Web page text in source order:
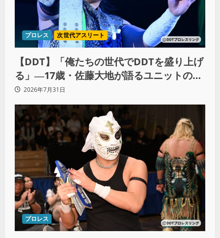
プロレス 次世代アスリート
【DDT】「俺たちの世代でDDTを盛り上げ
る」―17歳・佐藤大地が語るユニットの絆
とシングル王座への飽くなき野望
2026年7月31日
プロレス